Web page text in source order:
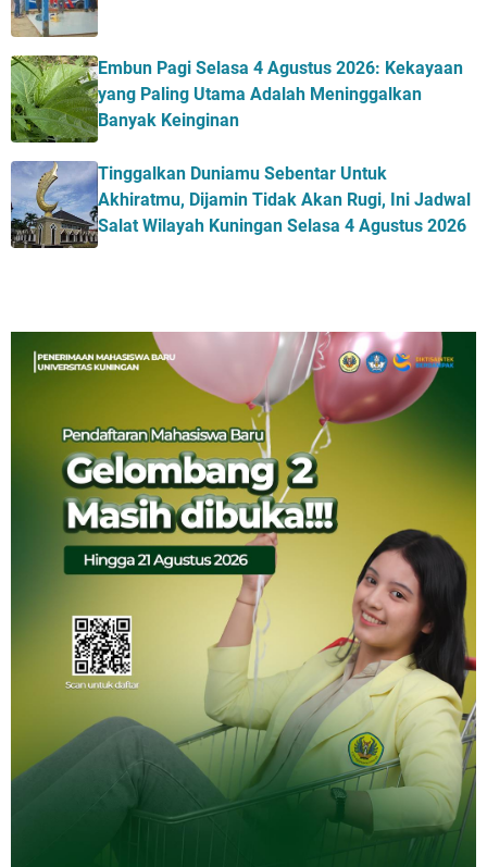
Embun Pagi Selasa 4 Agustus 2026: Kekayaan
yang Paling Utama Adalah Meninggalkan
Banyak Keinginan
Tinggalkan Duniamu Sebentar Untuk
Akhiratmu, Dijamin Tidak Akan Rugi, Ini Jadwal
Salat Wilayah Kuningan Selasa 4 Agustus 2026